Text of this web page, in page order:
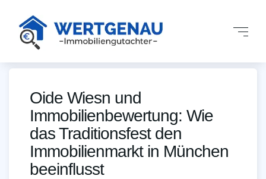
Oide Wiesn und
Immobilienbewertung: Wie
das Traditionsfest den
Immobilienmarkt in München
beeinflusst